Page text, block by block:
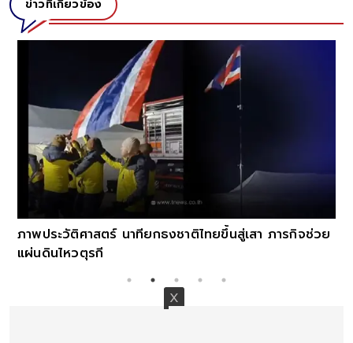
ข่าวที่เกี่ยวข้อง
ภาพประวัติศาสตร์ นาทียกธงชาติไทยขึ้นสู่เสา ภารกิจช่วย
แผ่นดินไหวตุรกี